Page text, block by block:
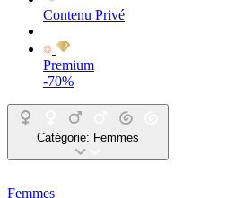
Contenu Privé
Premium
-70%
Catégorie: Femmes
Femmes